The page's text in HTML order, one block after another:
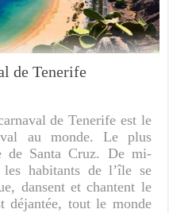
de Tenerife
de Tenerife est le
au monde. Le plus
de Santa Cruz. De mi-
habitants de l’île se
dansent et chantent le
déjantée, tout le monde